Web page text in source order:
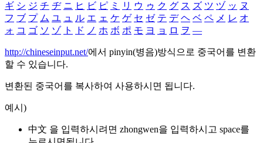
ギ シ ジ チ ヂ ニ ヒ ビ ピ ミ リ ウ ゥ ク グ ス ズ ツ ヅ ッ ヌ
フ ブ プ ム ユ ュ ル エ ェ ケ ゲ セ ゼ テ デ ヘ ベ ペ メ レ オ
ォ コ ゴ ソ ゾ ト ド ノ ホ ボ ポ モ ヨ ョ ロ ヲ ―
http://chineseinput.net/에서 pinyin(병음)방식으로 중국어를 변환
할 수 있습니다.
변환된 중국어를 복사하여 사용하시면 됩니다.
예시)
中文 을 입력하시려면 zhongwen을 입력하시고 space를